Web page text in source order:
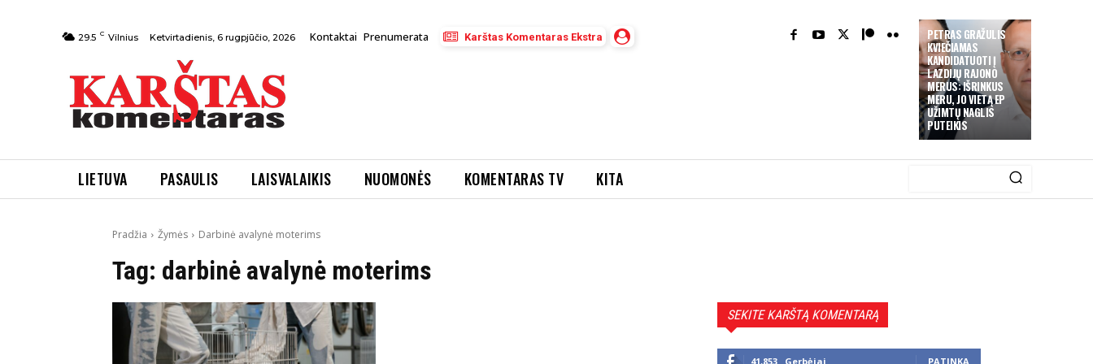
PETRAS GRAŽULIS
KVIEČIAMAS
KANDIDATUOTI Į
LAZDIJŲ RAJONO
MERUS: IŠRINKUS
MERU, JO VIETĄ EP
UŽIMTŲ NAGLIS
PUTEIKIS
29.5 C Vilnius Ketvirtadienis, 6 rugpjūčio, 2026 Kontaktai Prenumerata Karštas Komentaras Ekstra
LIETUVA PASAULIS LAISVALAIKIS NUOMONĖS KOMENTARAS TV KITA
Pradžia Žymės Darbinė avalynė moterims
Tag: darbinė avalynė moterims
SEKITE KARŠTĄ KOMENTARĄ
41,853 Gerbėjai PATINKA